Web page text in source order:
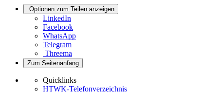
Optionen zum Teilen anzeigen
LinkedIn
Facebook
WhatsApp
Telegram
Threema
Zum Seitenanfang
Quicklinks
HTWK-Telefonverzeichnis